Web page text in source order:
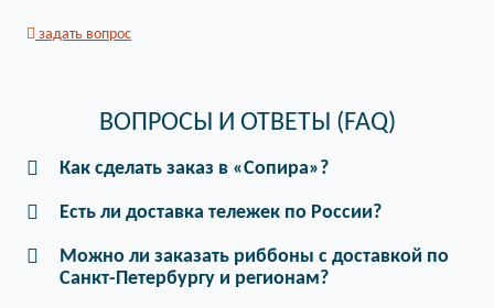
задать вопрос
ВОПРОСЫ И ОТВЕТЫ (FAQ)
Как сделать заказ в «Сопира»?
Есть ли доставка тележек по России?
Можно ли заказать риббоны с доставкой по
Санкт-Петербургу и регионам?